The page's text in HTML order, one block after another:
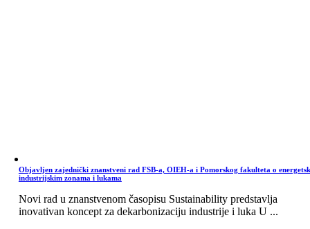
Objavljen zajednički znanstveni rad FSB-a, OIEH-a i Pomorskog fakulteta o
industrijskim zonama i lukama
Novi rad u znanstvenom časopisu Sustainability predstavlja
inovativan koncept za dekarbonizaciju industrije i luka U ...